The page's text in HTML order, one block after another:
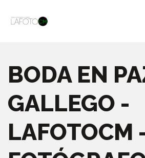
BODA EN
GALLEGO -
LAFOTOCM